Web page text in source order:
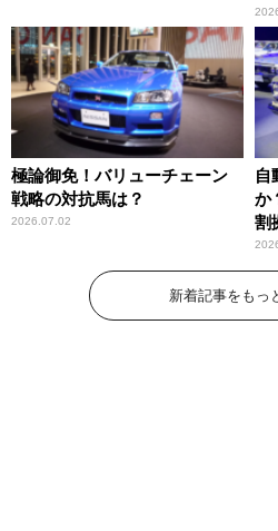
極論御免！バリューチェーン
戦略の対抗馬は？
2026.07.02
自
か
割
新着記事をもっ